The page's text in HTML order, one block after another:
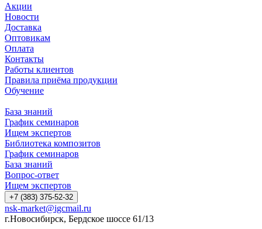
Акции
Новости
Доставка
Оптовикам
Оплата
Контакты
Работы клиентов
Правила приёма продукции
Обучение
База знаний
График семинаров
Ищем экспертов
Библиотека композитов
График семинаров
База знаний
Вопрос-ответ
Ищем экспертов
+7 (383) 375-52-32
nsk-market@igcmail.ru
г.Новосибирск, Бердское шоссе 61/13